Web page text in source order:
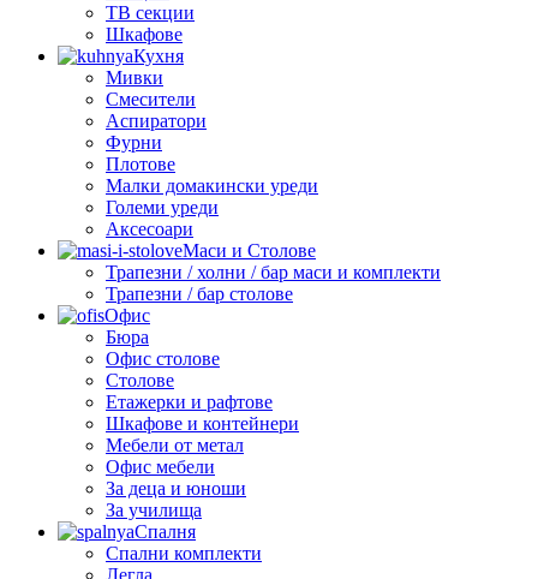
ТВ секции
Шкафове
Кухня
Мивки
Смесители
Аспиратори
Фурни
Плотове
Малки домакински уреди
Големи уреди
Аксесоари
Маси и Столове
Трапезни / холни / бар маси и комплекти
Трапезни / бар столове
Офис
Бюра
Офис столове
Столове
Етажерки и рафтове
Шкафове и контейнери
Мебели от метал
Офис мебели
За деца и юноши
За училища
Спалня
Спални комплекти
Легла